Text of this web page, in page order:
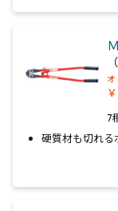
￥
7
硬質材も切れる